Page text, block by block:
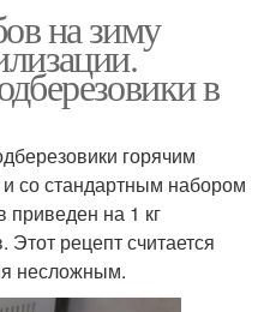
на зиму
в
горячим
со стандартным набором
приведен на 1 кг
рецепт считается
несложным.